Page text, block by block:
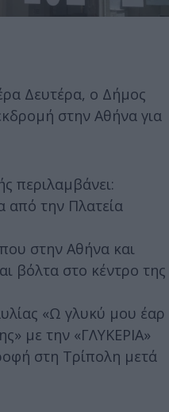
Δευτέρα, ο Δήμος
στην Αθήνα για
περιλαμβάνει:
από την Πλατεία
στην Αθήνα και
βόλτα στο κέντρο της
«Ω γλυκύ μου έαρ
με την «ΓΛΥΚΕΡΙΑ»
στη Τρίπολη μετά